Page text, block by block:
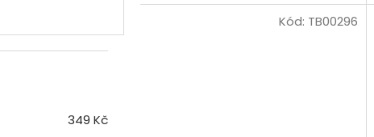
349 Kč
Kód: TB00296